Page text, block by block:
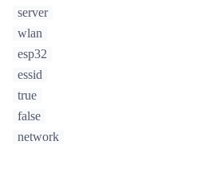
server
wlan
esp32
essid
true
false
network